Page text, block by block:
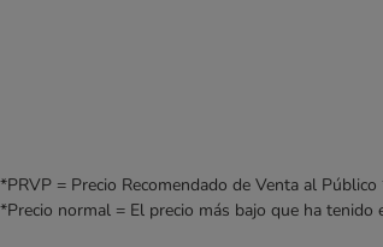
*PRVP = Precio Recomendado de Venta al Público
*Precio normal = El precio más bajo que ha